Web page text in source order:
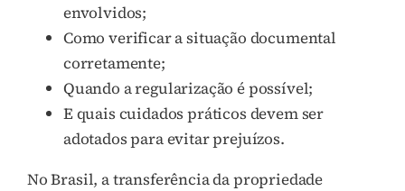
envolvidos;
Como verificar a situação documental
corretamente;
Quando a regularização é possível;
E quais cuidados práticos devem ser
adotados para evitar prejuízos.
No Brasil, a transferência da propriedade